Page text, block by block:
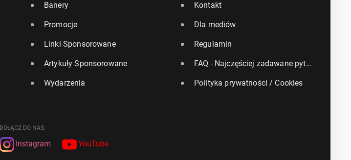
Banery
Promocje
Linki Sponsorowane
Artykuły Sponsorowane
Wydarzenia
Kontakt
Dla mediów
Regulamin
FAQ - Najczęściej zadawane pytania
Polityka prywatności / Cookies
DOŁĄCZ DO NAS:
Instagram YouTube